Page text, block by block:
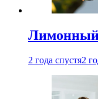
Лимонный
2 года спустя2